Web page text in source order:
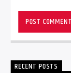
RECENT POSTS